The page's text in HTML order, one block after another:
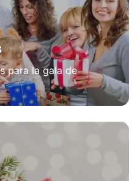
para la gala de